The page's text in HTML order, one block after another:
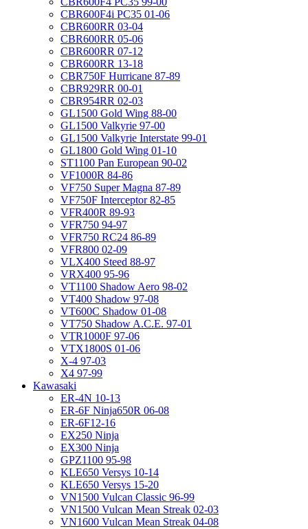
CBR600F4i PC35 01-06
CBR600RR 03-04
CBR600RR 05-06
CBR600RR 07-12
CBR600RR 13-18
CBR750F Hurricane 87-89
CBR929RR 00-01
CBR954RR 02-03
GL1500 Gold Wing 88-00
GL1500 Valkyrie 97-00
GL1500 Valkyrie Interstate 99-01
GL1800 Gold Wing 01-10
ST1100 Pan European 90-02
VF1000R 84-86
VF750 Super Magna 87-89
VF750F Interceptor 82-85
VFR400R 89-93
VFR750 94-97
VFR750 RC24 86-89
VFR800 02-09
VLX400 Steed 88-97
VRX400 95-96
VT1100 Shadow Aero 98-02
VT400 Shadow 97-08
VT600C Shadow 01-08
VT750 Shadow A.C.E. 97-01
VTR1000F 97-06
VTX1800S 01-06
X-4 97-03
X4 97-99
Kawasaki
ER-4N 10-13
ER-6F Ninja650R 06-08
ER-6F12-16
EX250 Ninja
EX300 Ninja
GPZ1100 95-98
KLE650 Versys 10-14
KLE650 Versys 15-20
VN1500 Vulcan Classic 96-99
VN1500 Vulcan Mean Streak 02-03
VN1600 Vulcan Mean Streak 04-08